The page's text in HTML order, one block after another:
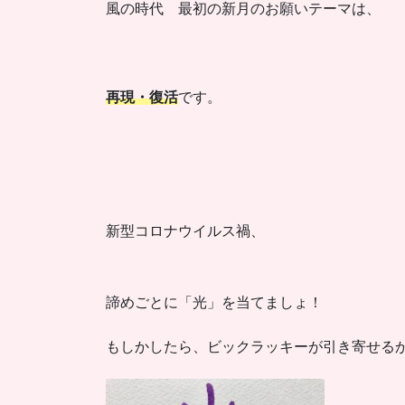
風の時代 最初の新月のお願いテーマは、
再現・復活です。
新型コロナウイルス禍、
諦めごとに「光」を当てましょ！
もしかしたら、ビックラッキーが引き寄せる